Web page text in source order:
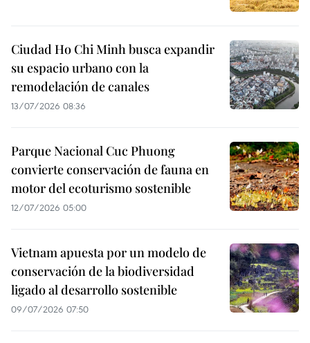
Ciudad Ho Chi Minh busca expandir
su espacio urbano con la
remodelación de canales
13/07/2026 08:36
Parque Nacional Cuc Phuong
convierte conservación de fauna en
motor del ecoturismo sostenible
12/07/2026 05:00
Vietnam apuesta por un modelo de
conservación de la biodiversidad
ligado al desarrollo sostenible
09/07/2026 07:50